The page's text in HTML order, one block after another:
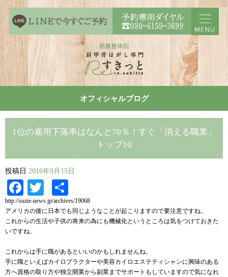
オフィシャルブログ
1位の雇用下落率はなんと70％！すぐ「消える職業」
トップ10
投稿日 2016年9月15日
Facebook
Twitter
有
http://suzie-news.jp/archives/19068
アメリカの後に日本でも同じようなことが起こりますので要注意ですね。
これからの生活や子供の将来の為にも機械化というところは気をつけておきた
いですね。
これからは手に職があるといいのかもしれませんね。
手に職といえばカイロプラクターや美容カイロエステティシャンに興味のある
方へ資格の取り方や独立開業から副業までサポートもしていますので気になれ